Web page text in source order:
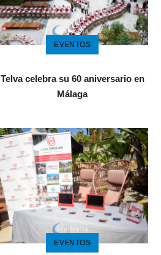
EVENTOS
Telva celebra su 60 aniversario en
Málaga
EVENTOS